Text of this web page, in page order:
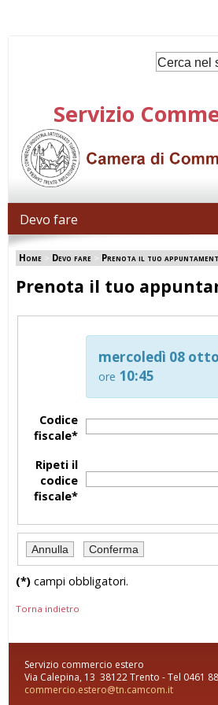
Servizio
Devo fare
Home > Devo fare > Prenota il tuo
Prenota il tuo
mercoledì 08
ore 10:45
Codice
fiscale*
Ripeti il
codice
fiscale*
(*)campi obbligatori.
Torna indietro
Servizio commercio estero
Via Calepina, 13 38122 Trento - Tel 0461
commercio.estero@tn.camcom.it